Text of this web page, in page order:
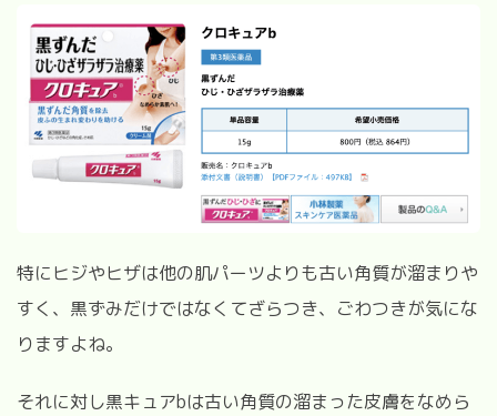
特にヒジやヒザは他の肌パーツよりも古い角質が溜まりや
すく、黒ずみだけではなくてざらつき、ごわつきが気にな
りますよね。
それに対し黒キュアbは古い角質の溜まった皮膚をなめら